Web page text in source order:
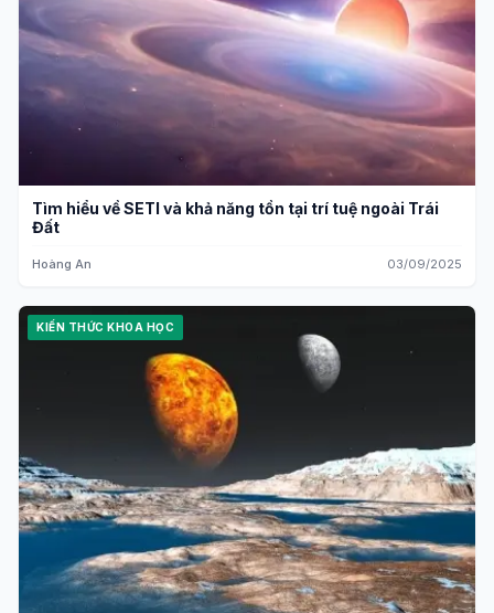
Tìm hiểu về SETI và khả năng tồn tại trí tuệ ngoài Trái
Đất
Hoàng An 03/09/2025
KIẾN THỨC KHOA HỌC